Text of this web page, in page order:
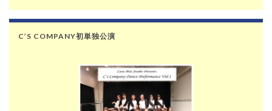
C’S COMPANY初単独公演